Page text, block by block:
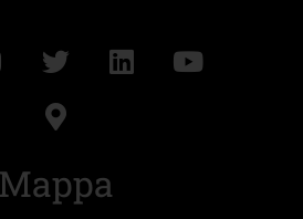
Mappa